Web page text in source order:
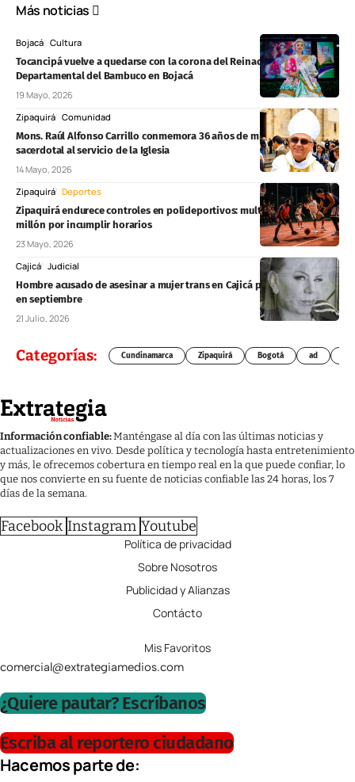
Más noticias
Bojacá Cultura
Tocancipá vuelve a quedarse con la corona del Reinado
Departamental del Bambuco en Bojacá
19 Mayo, 2026
Zipaquirá Comunidad
Mons. Raúl Alfonso Carrillo conmemora 36 años de ministerio
sacerdotal al servicio de la Iglesia
14 Mayo, 2026
Zipaquirá Deportes
Zipaquirá endurece controles en polideportivos: multas superarían $1
millón por incumplir horarios
23 Mayo, 2026
Cajicá Judicial
Hombre acusado de asesinar a mujer trans en Cajicá podría salir libre
en septiembre
21 Julio, 2026
Categorías: Cundinamarca Zipaquirá Bogotá ad
Información confiable:Manténgase al día con las últimas noticias y
actualizaciones en vivo. Desde política y tecnología hasta entretenimiento
y más, le ofrecemos cobertura en tiempo real en la que puede confiar, lo
que nos convierte en su fuente de noticias confiable las 24 horas, los 7
días de la semana.
Facebook Instagram Youtube
Política de privacidad
Sobre Nosotros
Publicidad y Alianzas
Contácto
Mis Favoritos
comercial@extrategiamedios.com
¿Quiere pautar? Escríbanos
Escriba al reportero ciudadano
Hacemos parte de: